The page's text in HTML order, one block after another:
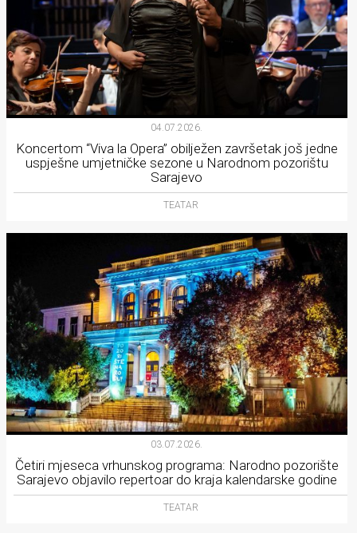
04.07.2026.
Koncertom “Viva la Opera” obilježen završetak još jedne
uspješne umjetničke sezone u Narodnom pozorištu
Sarajevo
TEATAR
03.07.2026.
Četiri mjeseca vrhunskog programa: Narodno pozorište
Sarajevo objavilo repertoar do kraja kalendarske godine
TEATAR